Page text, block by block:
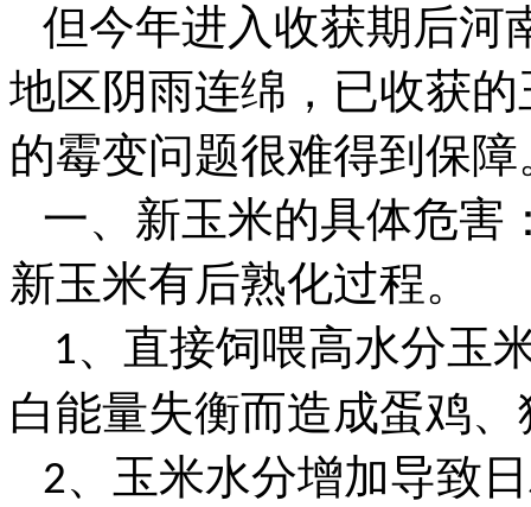
但今年进入收获期后河
地区阴雨连绵，已收获
的霉变问题很难得到保障
一、新玉米的具体危害
新玉米有后熟化过程。
1、直接饲喂高水分玉
白能量失衡而造成蛋鸡
2、玉米水分增加导致